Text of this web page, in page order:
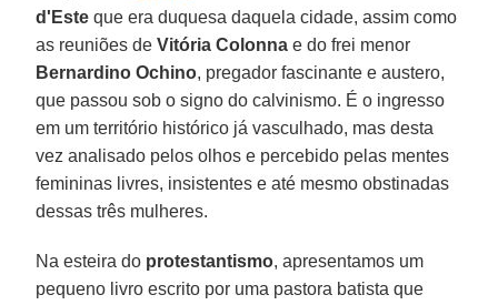
d'Este que era duquesa daquela cidade, assim como
as reuniões deVitória Colonna e do frei menor
Bernardino Ochino, pregador fascinante e austero,
que passou sob o signo do calvinismo. É o ingresso
em um território histórico já vasculhado, mas desta
vez analisado pelos olhos e percebido pelas mentes
femininas livres, insistentes e até mesmo obstinadas
dessas três mulheres.
Na esteira do protestantismo, apresentamos um
pequeno livro escrito por uma pastora batista que